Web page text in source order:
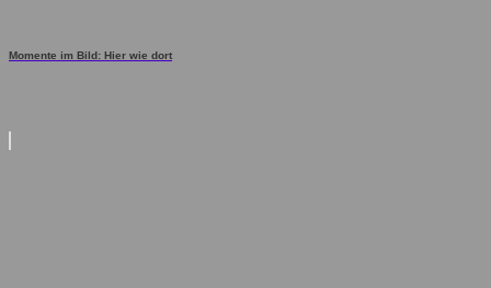
Momente im Bild: Hier wie dort